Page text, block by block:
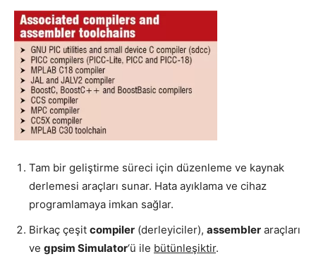
Tam bir geliştirme süreci için düzenleme ve kaynak
derlemesi araçları sunar. Hata ayıklama ve cihaz
programlamaya imkan sağlar.
Birkaç çeşit compiler (derleyiciler), assembler araçları
ve gpsim Simulator‘ü ile bütünleşiktir.